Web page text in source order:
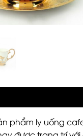
phẩm ly uống